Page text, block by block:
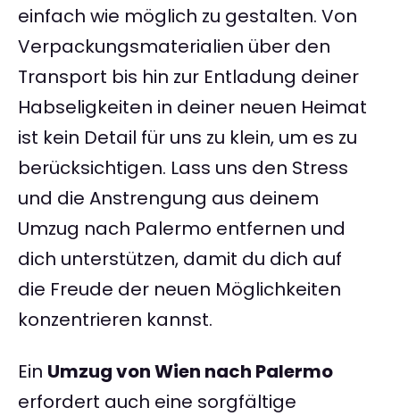
einfach wie möglich zu gestalten. Von
Verpackungsmaterialien über den
Transport bis hin zur Entladung deiner
Habseligkeiten in deiner neuen Heimat
ist kein Detail für uns zu klein, um es zu
berücksichtigen. Lass uns den Stress
und die Anstrengung aus deinem
Umzug nach Palermo entfernen und
dich unterstützen, damit du dich auf
die Freude der neuen Möglichkeiten
konzentrieren kannst.
Ein Umzug von Wien nach Palermo
erfordert auch eine sorgfältige